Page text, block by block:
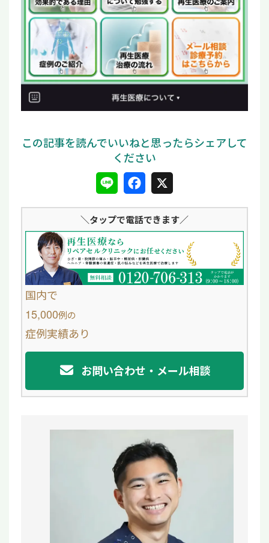
L
n
e
F
c
e
b
o
X
＼タップで電話できます／
国内で
15,000例の
症例実績あり
お問い合わせ・メール相談